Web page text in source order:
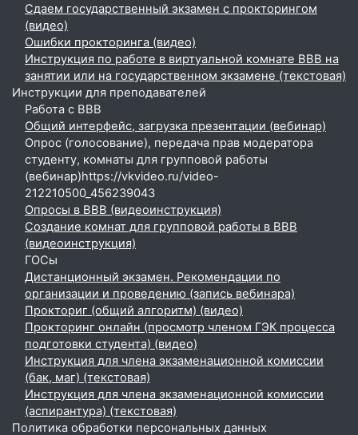
Сдаем государственный экзамен с прокторингом
(видео)
Ошибки прокторинга (видео)
Инструкция по работе в виртуальной комнате BBB на
занятии или на государственном экзамене (текстовая)
Инструкции для преподавателей
Работа с BBB
Общий интерфейс, загрузка презентации (вебинар)
Опрос (голосование), передача прав модератора
студенту, комнаты для групповой работы
(вебинар)https://vkvideo.ru/video-
212210500_456239043
Опросы в BBB (видеоинструкция)
Создание комнат для групповой работы в BBB
(видеоинструкция)
ГОСы
Дистанционный экзамен. Рекомендации по
организации и проведению (запись вебинара)
Прокториг (общий алгоритм) (видео)
Прокторинг онлайн (просмотр членом ГЭК процесса
подготовки студента) (видео)
Инструкция для члена экзаменационной комиссии
(бак, маг) (текстовая)
Инструкция для члена экзаменационной комиссии
(аспирантура) (текстовая)
Политика обработки персональных данных